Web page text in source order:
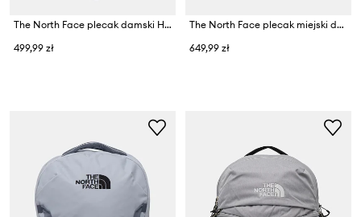
The North Face plecak damski Hot Shot
499,99 zł
The North Face plecak miejski damski Base Camp Fuse Box
649,99 zł